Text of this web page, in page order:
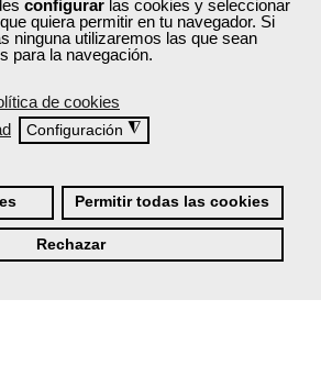
configurar las cookies y seleccionar
quiera permitir en tu navegador. Si
ninguna utilizaremos las que sean
para la navegación.
de cookies
Configuración ◮
Permitir todas las cookies
Rechazar
ofreciéndote los mejores
apuntas?